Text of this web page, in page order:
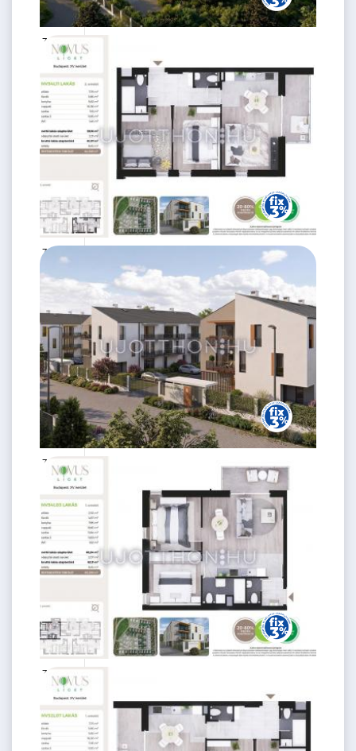
75.99 M
59 m2
3 szoba
2. emelet
76.99 M
59 m2
2. emelet
75.99 M
59 m2
3 szoba
2. emelet
78.99 M
60 m2
3 szoba
1. emelet